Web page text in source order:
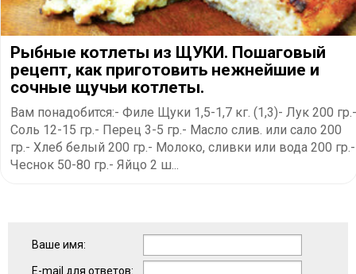
Рыбные котлеты из ЩУКИ. Пошаговый
рецепт, как приготовить нежнейшие и
сочные щучьи котлеты.
Вам понадобится:- Филе Щуки 1,5-1,7 кг. (1,3)- Лук 200 гр.-
Соль 12-15 гр.- Перец 3-5 гр.- Масло слив. или сало 200
гр.- Хлеб белый 200 гр.- Молоко, сливки или вода 200 гр.-
Чеснок 50-80 гр.- Яйцо 2 ш...
Ваше имя:
E-mail для ответов: